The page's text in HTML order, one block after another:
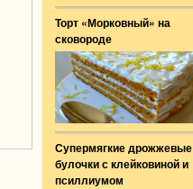
Торт «Морковный» на
сковороде
Супермягкие дрожжевые
булочки с клейковиной и
псиллиумом